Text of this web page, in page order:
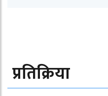
प्रतिक्रिया